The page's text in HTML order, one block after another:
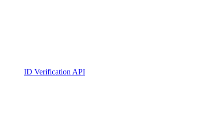
ID Verification API